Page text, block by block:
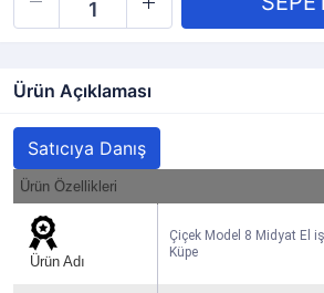
Ürün Açıklaması
Satıcıya Danış
Ürün Özellikleri
Ürün Adı
Çiçek Model 8 Midyat El
Küpe